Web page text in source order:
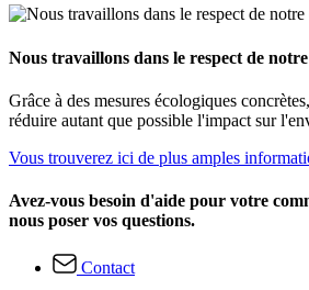
Nous travaillons dans le respect de
Grâce à des mesures écologiques
réduire autant que possible l'impact sur
Vous trouverez ici de plus amples
Avez-vous besoin d'aide pour votre
nous poser vos questions.
Contact